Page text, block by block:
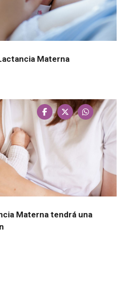
Materna
Materna tendrá una